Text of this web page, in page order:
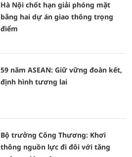
Hà Nội chốt hạn giải phóng mặt
bằng hai dự án giao thông trọng
điểm
59 năm ASEAN: Giữ vững đoàn kết,
định hình tương lai
Bộ trưởng Công Thương: Khơi
thông nguồn lực đi đôi với tăng